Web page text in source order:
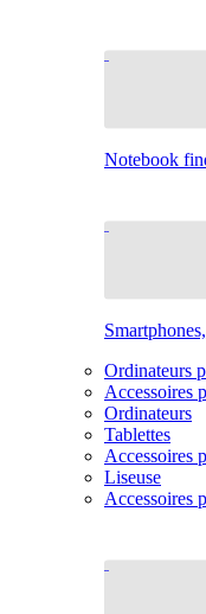
Notebook
Ordinateurs
Accessoires
Ordinateurs
Tablettes
Accessoires
Liseuse
Accessoires